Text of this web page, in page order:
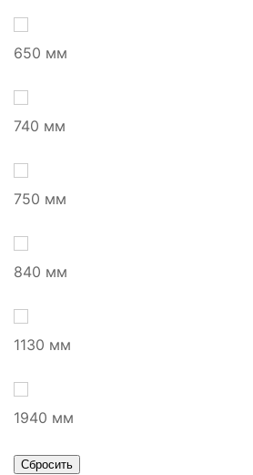
650 мм
740 мм
750 мм
840 мм
1130 мм
1940 мм
Сбросить